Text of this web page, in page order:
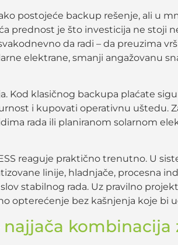
postojeće backup rešenje, ali u
prednost je što investicija ne stoji
da radi – da preuzima
elektrane, smanji angažovanu
Kod klasičnog backupa plaćate
i kupovati operativnu uštedu.
rada ili planiranom solarnom
reaguje praktično trenutno. U
linije, hladnjače, procesna
stabilnog rada. Uz pravilno
opterećenje bez kašnjenja koje bi
najjača